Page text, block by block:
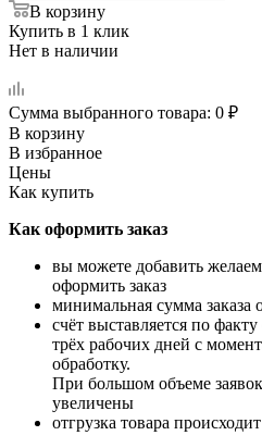
В корзину
Купить в 1 клик
Нет в наличии
Сумма выбранного товара: 0 ₽
В корзину
В избранное
Цены
Как купить
Как оформить заказ
вы можете добавить
оформить заказ
минимальная сумма заказа
счёт выставляется по
трёх рабочих дней с
обработку.
При большом объеме
увеличены
отгрузка товара